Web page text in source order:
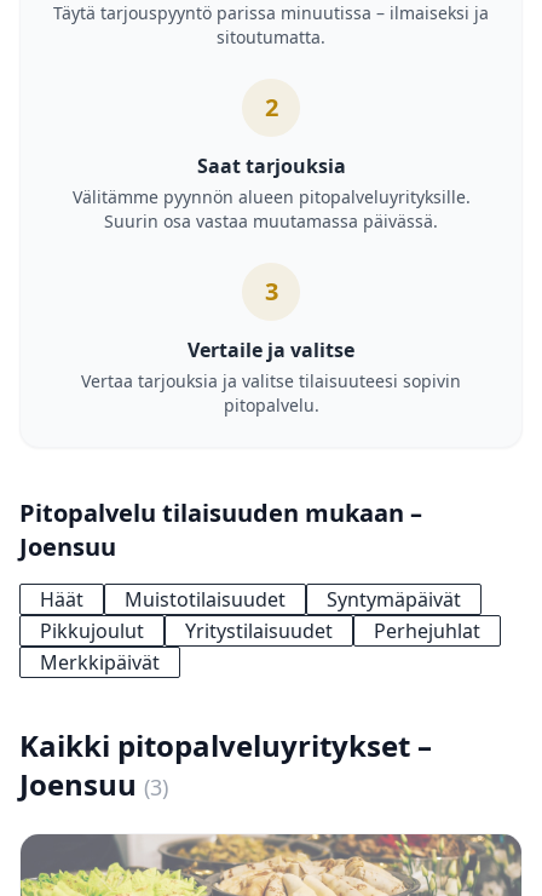
Täytä tarjouspyyntö parissa minuutissa – ilmaiseksi ja
sitoutumatta.
2
Saat tarjouksia
Välitämme pyynnön alueen pitopalveluyrityksille.
Suurin osa vastaa muutamassa päivässä.
3
Vertaile ja valitse
Vertaa tarjouksia ja valitse tilaisuuteesi sopivin
pitopalvelu.
Pitopalvelu tilaisuuden mukaan –
Joensuu
Häät Muistotilaisuudet
Syntymäpäivät
Pikkujoulut
Yritystilaisuudet
Perhejuhlat
Merkkipäivät
Kaikki pitopalveluyritykset –
Joensuu (3)